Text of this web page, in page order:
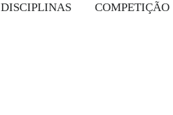
DISCIPLINAS COMPETIÇÃO